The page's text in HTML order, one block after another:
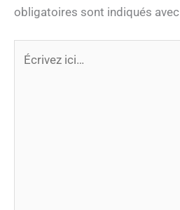
obligatoires sont indiqués avec
ici…